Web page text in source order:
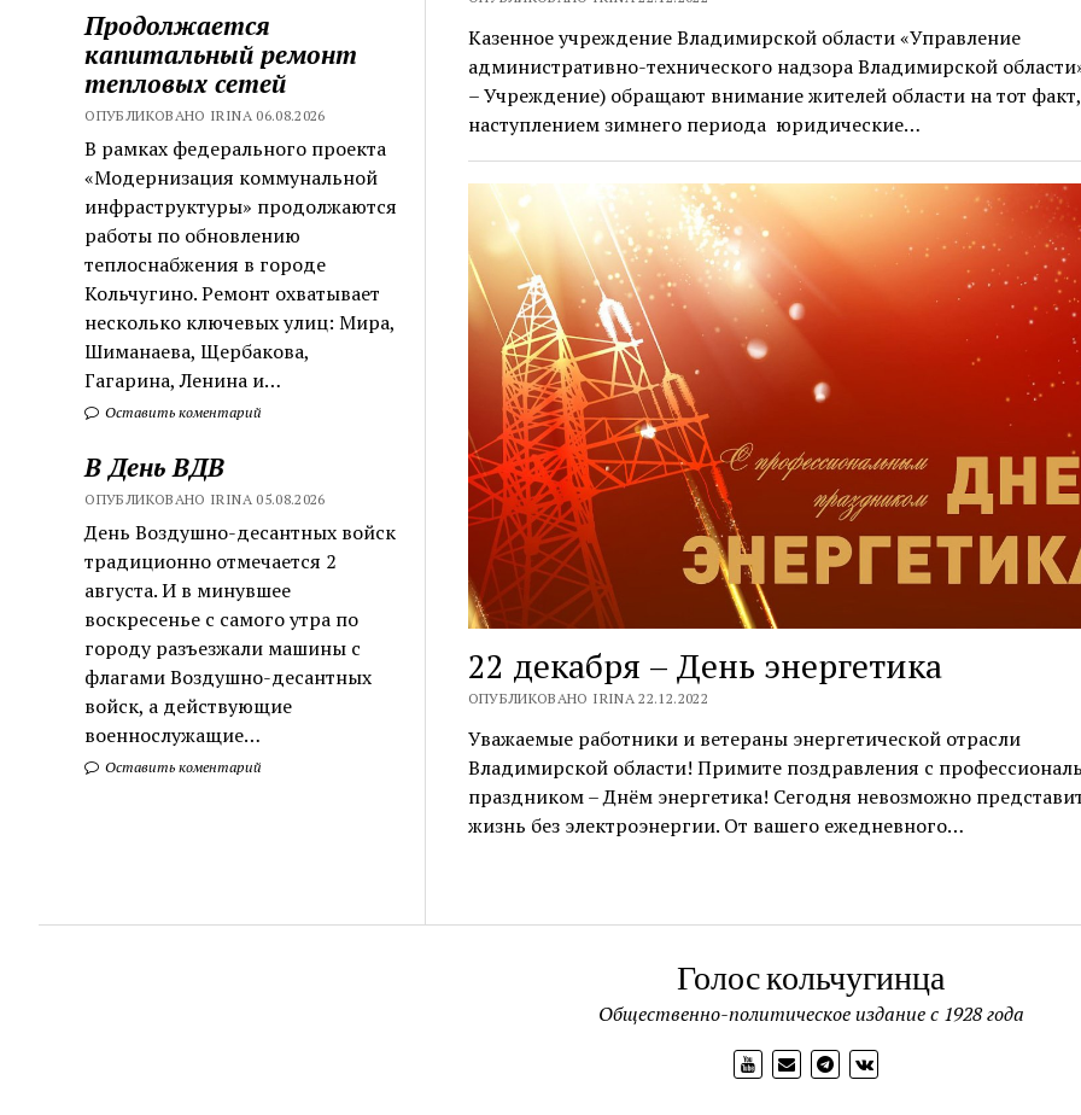
Продолжается
капитальный ремонт
тепловых сетей
ОПУБЛИКОВАНО IRINA 06.08.2026
В рамках федерального проекта
«Модернизация коммунальной
инфраструктуры» продолжаются
работы по обновлению
теплоснабжения в городе
Кольчугино. Ремонт охватывает
несколько ключевых улиц: Мира,
Шиманаева, Щербакова,
Гагарина, Ленина и…
Оставить коментарий
В День ВДВ
ОПУБЛИКОВАНО IRINA 05.08.2026
День Воздушно-десантных войск
традиционно отмечается 2
августа. И в минувшее
воскресенье с самого утра по
городу разъезжали машины с
флагами Воздушно-десантных
войск, а действующие
военнослужащие…
Оставить коментарий
Казенное учреждение Владимирской области «Управление
административно-технического надзора Владимирской
– Учреждение) обращают внимание жителей области на тот
наступлением зимнего периода юридические…
22 декабря – День энергетика
ОПУБЛИКОВАНО IRINA 22.12.2022
Уважаемые работники и ветераны энергетической отрасли
Владимирской области! Примите поздравления с
праздником – Днём энергетика! Сегодня невозможно
жизнь без электроэнергии. От вашего ежедневного…
Голос кольчугинца
Общественно-политическое издание с 1928 года